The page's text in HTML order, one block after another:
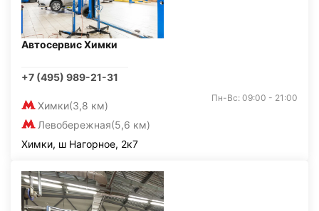
Автосервис Химки
+7 (495) 989-21-31
Химки(3,8 км)
Левобережная(5,6 км)
Пн-Вс: 09:00 - 21:00
Химки, ш Нагорное, 2к7